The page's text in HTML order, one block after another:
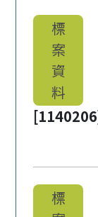
標
案
資
料
標